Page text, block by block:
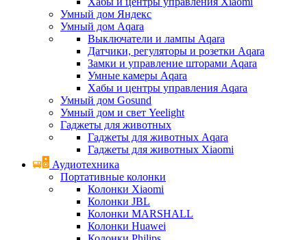
Умный дом Яндекс
Умный дом Aqara
Выключатели и лампы Aqara
Датчики, регуляторы и розетки Aqara
Замки и управление шторами Aqara
Умные камеры Aqara
Хабы и центры управления Aqara
Умный дом Gosund
Умный дом и свет Yeelight
Гаджеты для животных
Гаджеты для животных Aqara
Гаджеты для животных Xiaomi
Аудиотехника
Портативные колонки
Колонки Xiaomi
Колонки JBL
Колонки MARSHALL
Колонки Huawei